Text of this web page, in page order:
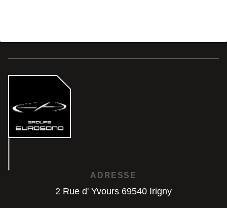
ADRESSE
2 Rue d' Yvours 69540 Irigny